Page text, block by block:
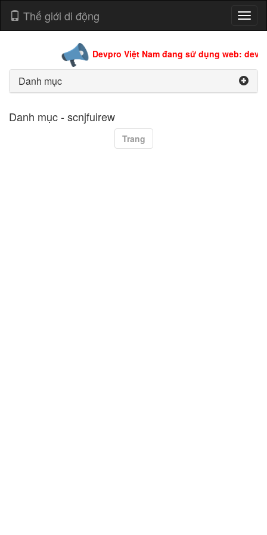
Thế giới di động
Devpro Việt Nam đang sử dụng web:
Danh mục
Danh mục - scnjfuirew
Trang